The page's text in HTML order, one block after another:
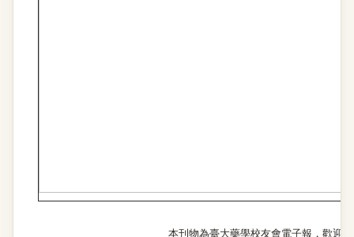
本刊物為臺大藥學校友會電子報，歡迎至